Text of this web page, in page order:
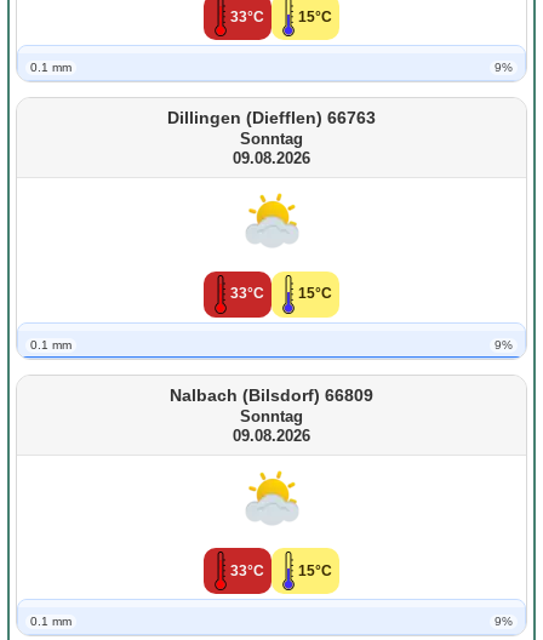
33°C 15°C
0.1 mm 9%
Dillingen (Diefflen) 66763
Sonntag
09.08.2026
33°C 15°C
0.1 mm 9%
Nalbach (Bilsdorf) 66809
Sonntag
09.08.2026
33°C 15°C
0.1 mm 9%